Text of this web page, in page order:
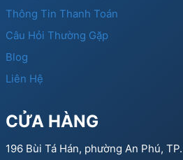
Thông Tin Thanh Toán
Câu Hỏi Thường Gặp
Blog
Liên Hệ
CỬA HÀNG
196 Bùi Tá Hán, phường An Phú,